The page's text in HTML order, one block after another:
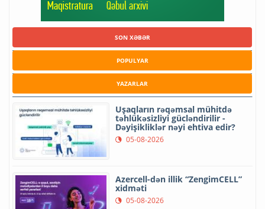
SON XƏBƏR
POPULYAR
YAZARLAR
Uşaqların rəqəmsal mühitdə
təhlükəsizliyi gücləndirilir -
Dəyişikliklər nəyi ehtiva edir?
05-08-2026
Azercell-dən illik “ZengimCELL”
xidməti
05-08-2026